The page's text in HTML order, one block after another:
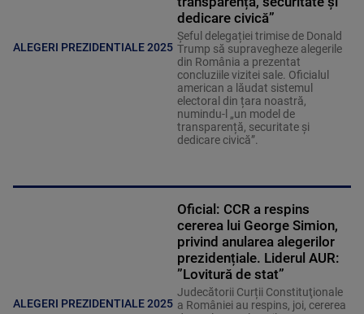
ALEGERI PREZIDENTIALE 2025
dedicare civică”
Șeful delegației trimise de Donald
Trump să supravegheze alegerile
din România a prezentat
concluziile vizitei sale. Oficialul
american a lăudat sistemul
electoral din țara noastră,
numindu-l „un model de
transparență, securitate și
dedicare civică”.
ALEGERI PREZIDENTIALE 2025
Oficial: CCR a respins
cererea lui George Simion,
privind anularea alegerilor
prezidențiale. Liderul AUR:
”Lovitură de stat”
Judecătorii Curții Constituţionale
a României au respins, joi, cererea